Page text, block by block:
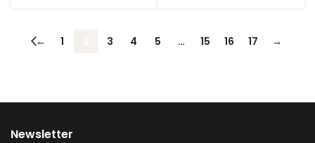
← 1 3 4 5 … 15 16 17 →
Newsletter